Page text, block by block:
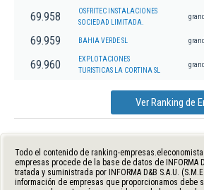
69.958
OSFRITEC INSTALACIONES
SOCIEDAD LIMITADA.
69.959 BAHIA VERDE SL
69.960
EXPLOTACIONES
TURISTICAS LA CORTINA SL
Ver Ranking de
Todo el contenido de ranking-
empresas procede de la base de datos de INFORMA
tratada y suministrada por INFORMA D&B S.A.U.
información de empresas que proporcionamos debe